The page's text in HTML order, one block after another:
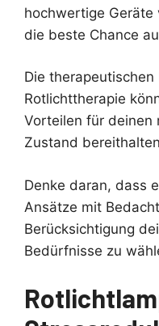
hochwertige
die beste Chance
Die
Rotlichttherapie
Vorteilen für deinen
Zustand
Denke daran, dass
Ansätze mit
Berücksichtigung
Bedürfnisse zu